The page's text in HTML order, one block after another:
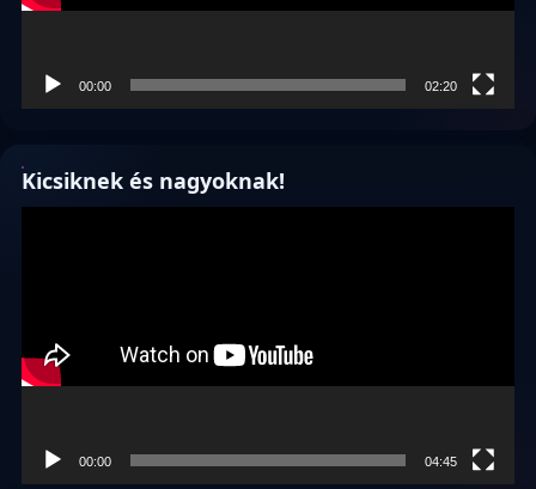
00:00 02:20
Kicsiknek és nagyoknak!
00:00 04:45